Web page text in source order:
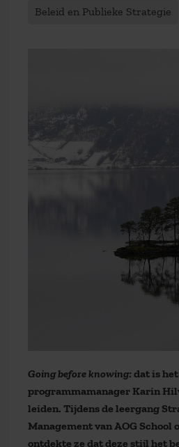
Beleid en Publieke Strategie
Going before knowing:dat is
programmamanager Karin
leiden. Tijdens de leergang
Management van AOG School
ontdekte ze dat deze stijl het